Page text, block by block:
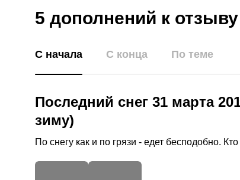
5 дополнений к отзыву
С начала С конца По теме
Последний снег 31 марта
зиму)
По снегу как и по грязи - едет бесподобно.